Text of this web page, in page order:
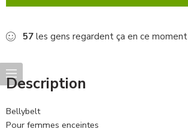
57 les gens regardent ça en ce moment
Description
Bellybelt
Pour femmes enceintes